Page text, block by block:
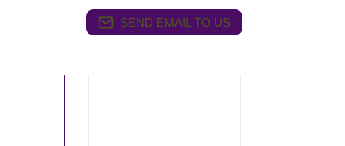
SEND EMAIL TO US